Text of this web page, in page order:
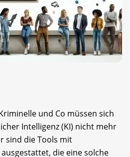
und Co müssen sich
Intelligenz (KI) nicht mehr
sind die Tools mit
die eine solche